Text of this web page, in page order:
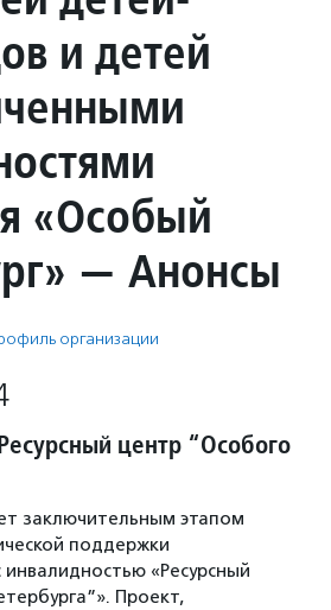
и детей
«Особый
— Анонсы
организации
центр “Особого
заключительным этапом
поддержки
«Ресурсный
Проект,